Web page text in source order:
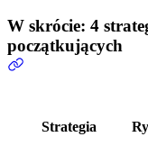
W skrócie: 4
początkujących
Strategia